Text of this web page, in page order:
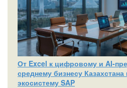
От Excel к цифровому и
среднему бизнесу
экосистему SAP